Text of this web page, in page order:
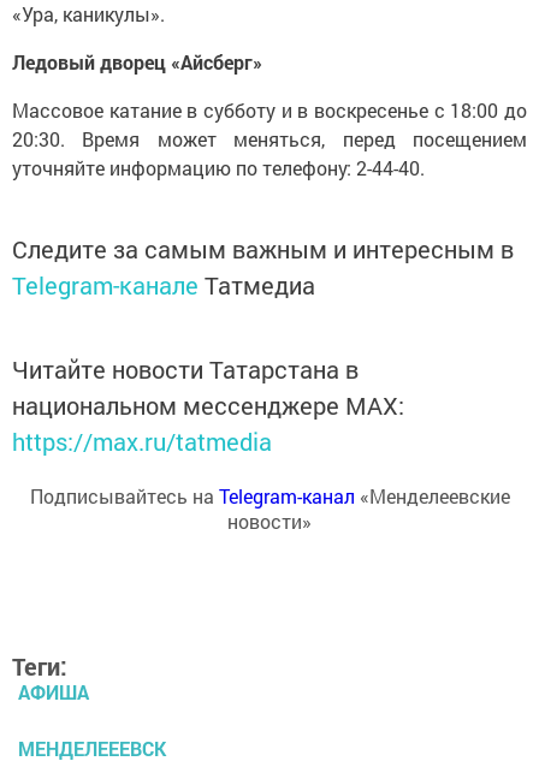
«Ура, каникулы».
Ледовый дворец «Айсберг»
Массовое катание в субботу и в воскресенье с 18:00 до
20:30. Время может меняться, перед посещением
уточняйте информацию по телефону: 2-44-40.
Следите за самым важным и интересным в
Telegram-канале Татмедиа
Читайте новости Татарстана в
национальном мессенджере MАХ:
https://max.ru/tatmedia
Подписывайтесь на Telegram-канал «Менделеевские
новости»
Теги:
АФИША
МЕНДЕЛЕЕЕВСК